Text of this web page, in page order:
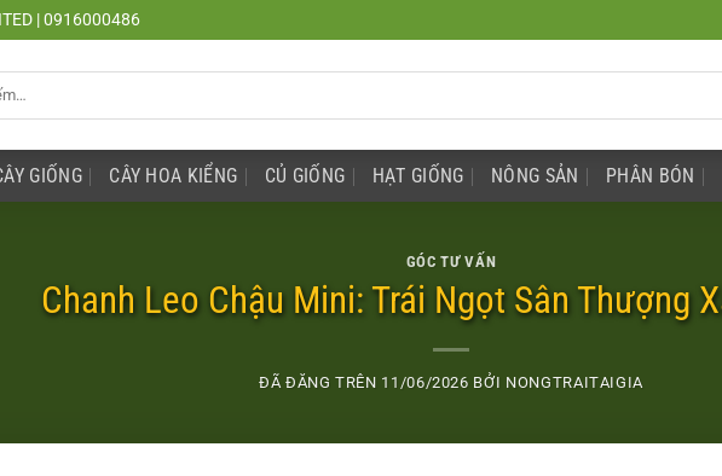
| 0916000486
GIỐNG CÂY HOA KIỂNG CỦ GIỐNG HẠT GIỐNG NÔNG SẢN PHÂN BÓN
GÓC TƯ VẤN
Chanh Leo Chậu Mini: Trái Ngọt Sân Thượng
ĐÃ ĐĂNG TRÊN 11/06/2026 BỞI NONGTRAITAIGIA